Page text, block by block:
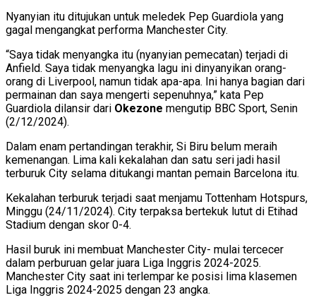
Nyanyian itu ditujukan untuk meledek Pep Guardiola yang
gagal mengangkat performa Manchester City.
“Saya tidak menyangka itu (nyanyian pemecatan) terjadi di
Anfield. Saya tidak menyangka lagu ini dinyanyikan orang-
orang di Liverpool, namun tidak apa-apa. Ini hanya bagian dari
permainan dan saya mengerti sepenuhnya,” kata Pep
Guardiola dilansir dari Okezone mengutip BBC Sport, Senin
(2/12/2024).
Dalam enam pertandingan terakhir, Si Biru belum meraih
kemenangan. Lima kali kekalahan dan satu seri jadi hasil
terburuk City selama ditukangi mantan pemain Barcelona itu.
Kekalahan terburuk terjadi saat menjamu Tottenham Hotspurs,
Minggu (24/11/2024). City terpaksa bertekuk lutut di Etihad
Stadium dengan skor 0-4.
Hasil buruk ini membuat Manchester City- mulai tercecer
dalam perburuan gelar juara Liga Inggris 2024-2025.
Manchester City saat ini terlempar ke posisi lima klasemen
Liga Inggris 2024-2025 dengan 23 angka.